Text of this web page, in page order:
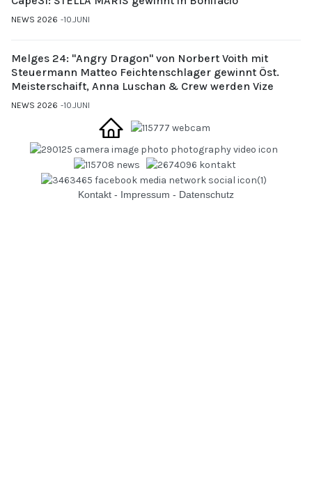
NEWS 2026 10.JUNI
Melges 24: "Angry Dragon" von Norbert Voith mit
Steuermann Matteo Feichtenschlager gewinnt Öst.
Meisterschaift, Anna Luschan & Crew werden Vize
NEWS 2026 10.JUNI
Kontakt - Impressum - Datenschutz